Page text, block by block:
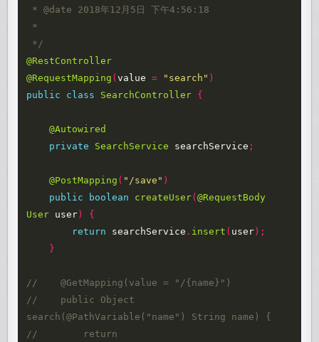
*/
@RestController
@RequestMapping (value = "search" )
public
class SearchController {
@Autowired
private
SearchService searchService ;
@PostMapping ( "/save" )
public
boolean createUser(@RequestBody
User user )
{
return
searchService . insert ( user );
}
//    @GetMapping(value = "/{name}")
//    public Object
search(@PathVariable("name") String name) {
//        return